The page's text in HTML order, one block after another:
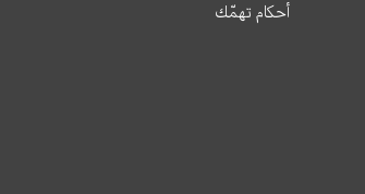
أحكام تهمّك